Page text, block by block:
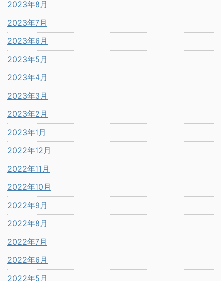
2023年8月
2023年7月
2023年6月
2023年5月
2023年4月
2023年3月
2023年2月
2023年1月
2022年12月
2022年11月
2022年10月
2022年9月
2022年8月
2022年7月
2022年6月
2022年5月